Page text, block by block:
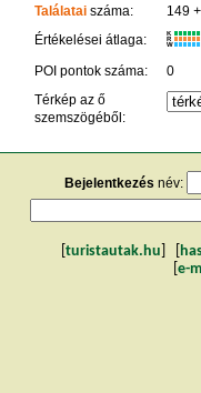
Találatai száma: 149+
Értékelései átlaga:
K
R
W
POI pontok száma:
0
Térkép az ő
szemszögéből:
Bejelentkezés név:
turistautak.hu
e-